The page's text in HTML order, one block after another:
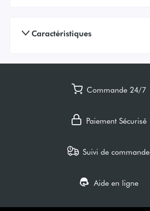
Caractéristiques
Commande 24/7
Paiement Sécurisé
Suivi de commande
Aide en ligne